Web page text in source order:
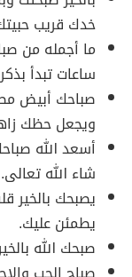
خدك قريب
ما أجمله من
ساعات تبدأ
صباحك أبيض
ويجعل حظك
أسعد الله
شاء الله تعالى.
يصبحك بالخير
يطمئن عليك.
صبحك الله